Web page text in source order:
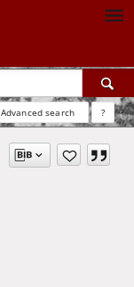
Advanced search ?